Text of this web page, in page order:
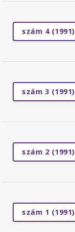
szám 4 (1991)
szám 3 (1991)
szám 2 (1991)
szám 1 (1991)